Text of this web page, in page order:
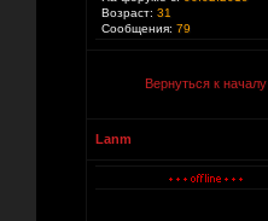
Возраст: 31
Сообщения: 79
Вернуться к началу
Lanm